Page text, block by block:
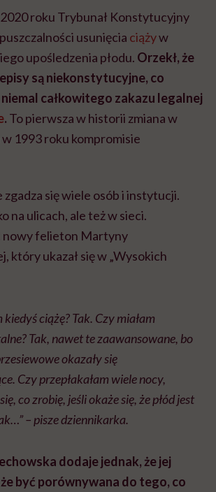
roku Trybunał Konstytucyjny
usunięcia ciążyw
upośledzenia płodu. Orzekł, że
są niekonstytucyjne, co
całkowitego zakazu legalnej
. To pierwsza w historii zmiana w
1993 roku kompromisie
zgadza się wiele osób i instytucji.
na ulicach, ale też w sieci.
nowy felieton Martyny
który ukazał się w „Wysokich
kiedyś ciążę? Tak. Czy miałam
Tak, nawet te zaawansowane, bo
okazały się
Czy przepłakałam wiele nocy,
co zrobię, jeśli okaże się, że płód jest
– pisze dziennikarka.
dodaje jednak, że jej
być porównywana do tego, co